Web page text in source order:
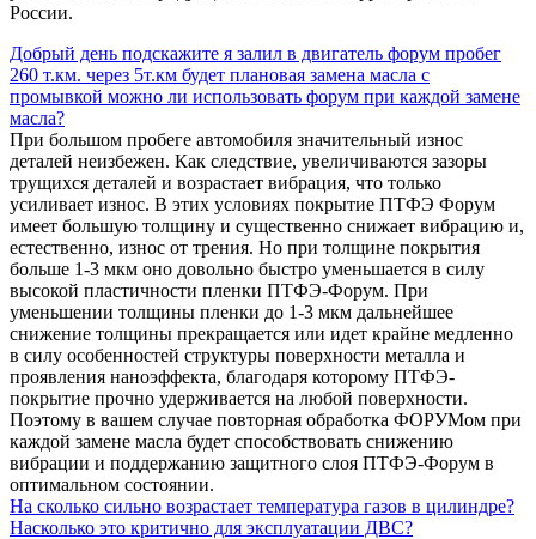
России.
Добрый день подскажите я залил в двигатель форум пробег
260 т.км. через 5т.км будет плановая замена масла с
промывкой можно ли использовать форум при каждой замене
масла?
При большом пробеге автомобиля значительный износ
деталей неизбежен. Как следствие, увеличиваются зазоры
трущихся деталей и возрастает вибрация, что только
усиливает износ. В этих условиях покрытие ПТФЭ Форум
имеет большую толщину и существенно снижает вибрацию и,
естественно, износ от трения. Но при толщине покрытия
больше 1-3 мкм оно довольно быстро уменьшается в силу
высокой пластичности пленки ПТФЭ-Форум. При
уменьшении толщины пленки до 1-3 мкм дальнейшее
снижение толщины прекращается или идет крайне медленно
в силу особенностей структуры поверхности металла и
проявления наноэффекта, благодаря которому ПТФЭ-
покрытие прочно удерживается на любой поверхности.
Поэтому в вашем случае повторная обработка ФОРУМом при
каждой замене масла будет способствовать снижению
вибрации и поддержанию защитного слоя ПТФЭ-Форум в
оптимальном состоянии.
На сколько сильно возрастает температура газов в цилиндре?
Насколько это критично для эксплуатации ДВС?